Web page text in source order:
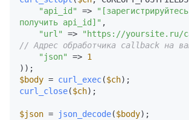
"api_id"
=>
получить api_id]" ,
"url"
=> "https://yoursite.ru/
// Адрес обработчика callback на
"json"
=> 1
$body = curl_exec($ch
curl_close($ch);
$json = json_decode($body